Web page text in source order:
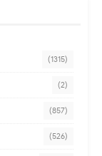
(1315)
(2)
(857)
(526)